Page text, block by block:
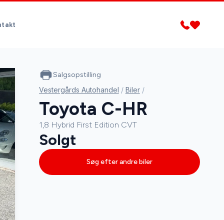
Salgsopstilling
Vestergårds Autohandel / Biler /
Toyota C-HR
1,8 Hybrid First Edition CVT
Solgt
Søg efter andre biler